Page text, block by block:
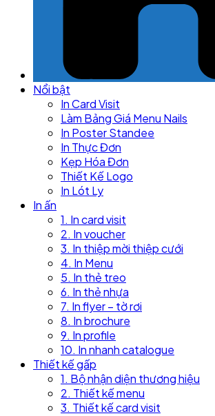
Nổi bật
In Card Visit
Làm Bảng Giá Menu Nails
In Poster Standee
In Thực Đơn
Kẹp Hóa Đơn
Thiết Kế Logo
In Lót Ly
In ấn
1. In card visit
2. In voucher
3. In thiệp mời thiệp cưới
4. In Menu
5. In thẻ treo
6. In thẻ nhựa
7. In flyer – tờ rơi
8. In brochure
9. In profile
10. In nhanh catalogue
Thiết kế gấp
1. Bộ nhận diện thương hiệu
2. Thiết kế menu
3. Thiết kế card visit